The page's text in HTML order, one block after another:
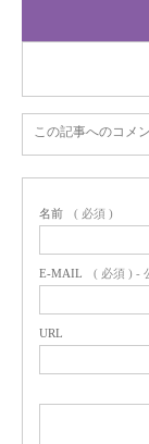
この記事へのコメ
名前 ( 必須 )
E-MAIL ( 必須 ) -
URL